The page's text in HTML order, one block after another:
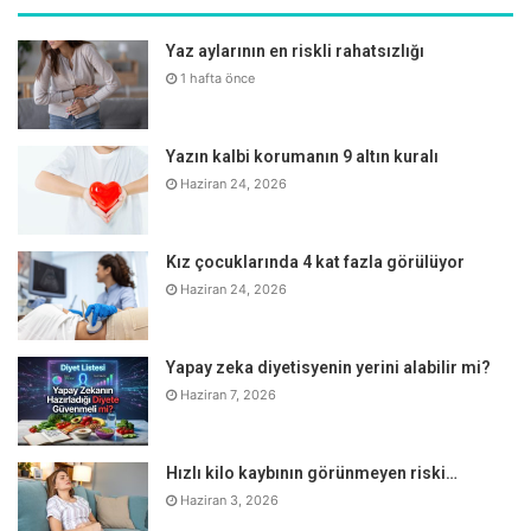
BU BELİRTİLERE DİKKAT EDİLMELİ
Skolyozun belirgin bir ağrıya yol açmadığı için ilerleyişinin
farkedilmeyebileceğine değinen Op. Dr. Kaya, skolyozda
görülebilecek belirtileri şöyle sıraladı:
“Omuzların, kalçaların veya kürek kemiklerinin
asimetrik duruşu,
Yaz aylarının en riskli rahatsızlığı
1 hafta önce
Yazın kalbi korumanın 9 altın kuralı
Haziran 24, 2026
Kız çocuklarında 4 kat fazla görülüyor
Haziran 24, 2026
Yapay zeka diyetisyenin yerini alabilir mi?
Haziran 7, 2026
Hızlı kilo kaybının görünmeyen riski…
Haziran 3, 2026